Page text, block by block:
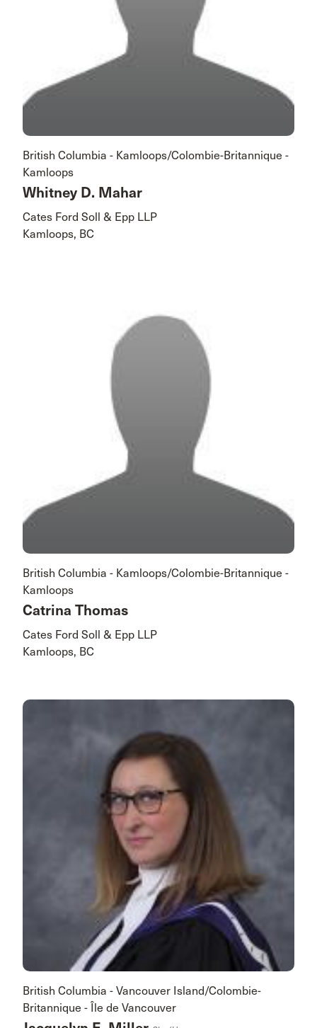
British Columbia - Kamloops/Colombie-Britannique -
Kamloops
Whitney D. Mahar
Cates Ford Soll & Epp LLP
Kamloops, BC
British Columbia - Kamloops/Colombie-Britannique -
Kamloops
Catrina Thomas
Cates Ford Soll & Epp LLP
Kamloops, BC
British Columbia - Vancouver Island/Colombie-
Britannique - Île de Vancouver